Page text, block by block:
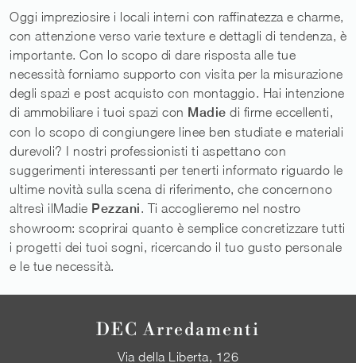
Oggi impreziosire i locali interni con raffinatezza e charme,
con attenzione verso varie texture e dettagli di tendenza, è
importante. Con lo scopo di dare risposta alle tue
necessità forniamo supporto con visita per la misurazione
degli spazi e post acquisto con montaggio. Hai intenzione
di ammobiliare i tuoi spazi con Madie di firme eccellenti,
con lo scopo di congiungere linee ben studiate e materiali
durevoli? I nostri professionisti ti aspettano con
suggerimenti interessanti per tenerti informato riguardo le
ultime novità sulla scena di riferimento, che concernono
altresì ilMadie Pezzani. Ti accoglieremo nel nostro
showroom: scoprirai quanto è semplice concretizzare tutti
i progetti dei tuoi sogni, ricercando il tuo gusto personale
e le tue necessità.
DEC Arredamenti
Via della Liberta, 126